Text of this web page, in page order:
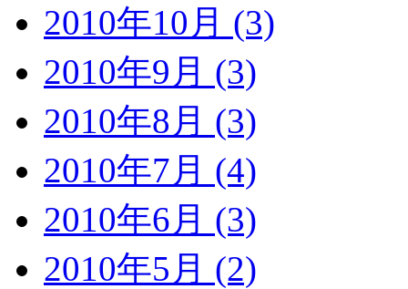
2010年10月 (3)
2010年9月 (3)
2010年8月 (3)
2010年7月 (4)
2010年6月 (3)
2010年5月 (2)